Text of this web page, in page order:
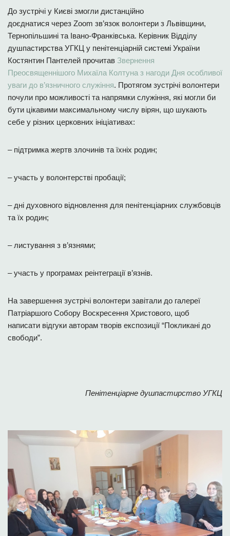
До зустрічі у Києві змогли дистанційно
доєднатися через Zoom зв’язок волонтери з Львівщини,
Тернопільшині та Івано-Франківська. Керівник Відділу
душпастирства УГКЦ у пенітенціарній системі України
Костянтин Пантелей прочитав Звернення
Преосвященнішого Михаїла Колтуна з нагоди Дня особливої
уваги до в’язничного служіння. Протягом зустрічі волонтери
почули про можливості та напрямки служіння, які могли би
бути цікавими максимальному числу вірян, що шукають
себе у різних церковних ініціативах:
– підтримка жертв злочинів та їхніх родин;
– участь у волонтерстві пробації;
– дні духовного відновлення для пенітенціарних службовців
та їх родин;
– листування з в’язнями;
– участь у програмах реінтеграції в’язнів.
На завершення зустрічі волонтери завітали до галереї
Патріаршого Собору Воскресення Христового, щоб
написати відгуки авторам творів експозиції “Покликані до
свободи”.
Пенітенціарне душпастирство УГКЦ